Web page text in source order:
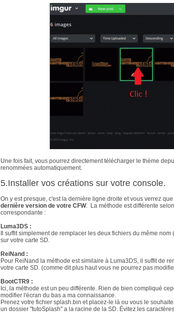
Une fois fait, vous pourrez directement télécharger le thème
renommées automatiquement.
5.Installer vos créations sur votre console.
On y est presque, c'est la dernière ligne droite et vous verrez
dernière version de votre CFW. La méthode est différente
correspondante :
Luma3DS :
Il suffit simplement de remplacer les deux fichiers du même
sur votre carte SD.
ReiNand :
Pour ReiNand la méthode est similaire à Luma3DS, il suffit de
votre carte SD. (comme dit plus haut vous ne pourrez pas
BootCTR9 :
Ici, la méthode est un peu différente. Rien de bien compliqué
modifier l'écran du bas a ma connaissance.
Prenez votre fichier splash.bin et placez-le là ou vous le
un dossier "tutoSplash" a la racine de la SD. Évitez les